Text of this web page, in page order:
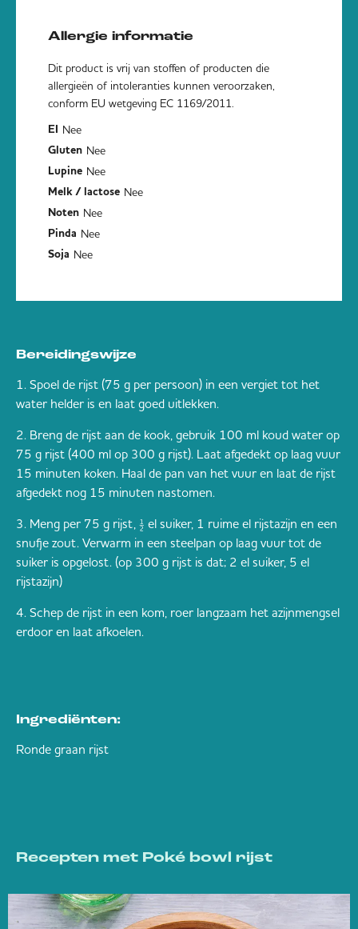
Allergie informatie
Dit product is vrij van stoffen of producten die
allergieën of intoleranties kunnen veroorzaken,
conform EU wetgeving EC 1169/2011.
EI Nee
Gluten Nee
Lupine Nee
Melk / lactose Nee
Noten Nee
Pinda Nee
Soja Nee
Bereidingswijze
Spoel de rijst (75 g per persoon) in een vergiet tot het
water helder is en laat goed uitlekken.
Breng de rijst aan de kook, gebruik 100 ml koud water op
75 g rijst (400 ml op 300 g rijst). Laat afgedekt op laag vuur
15 minuten koken. Haal de pan van het vuur en laat de rijst
afgedekt nog 15 minuten nastomen.
Meng per 75 g rijst, ½ el suiker, 1 ruime el rijstazijn en een
snufje zout. Verwarm in een steelpan op laag vuur tot de
suiker is opgelost. (op 300 g rijst is dat; 2 el suiker, 5 el
rijstazijn)
Schep de rijst in een kom, roer langzaam het azijnmengsel
erdoor en laat afkoelen.
Ingrediënten:
Ronde graan rijst
Recepten met Poké bowl rijst